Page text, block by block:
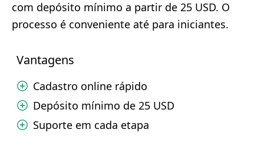
com depósito mínimo a partir de 25 USD. O
processo é conveniente até para iniciantes.
Vantagens
Cadastro online rápido
Depósito mínimo de 25 USD
Suporte em cada etapa